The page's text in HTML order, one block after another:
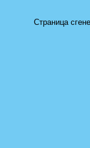
Страница